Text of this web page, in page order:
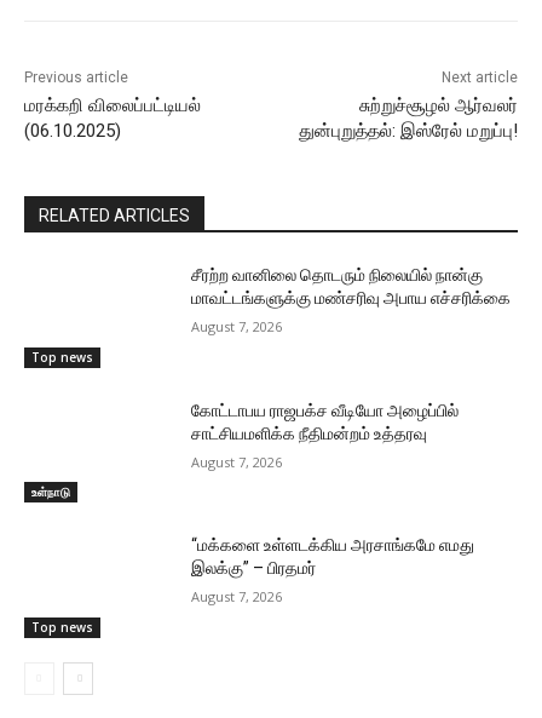
Previous article
மரக்கறி விலைப்பட்டியல்
(06.10.2025)
Next article
சுற்றுச்சூழல் ஆர்வலர்
துன்புறுத்தல்: இஸ்ரேல் மறுப்பு!
RELATED ARTICLES
Top news
சீரற்ற வானிலை தொடரும் நிலையில் நான்கு
மாவட்டங்களுக்கு மண்சரிவு அபாய எச்சரிக்கை
August 7, 2026
உள்நாடு
கோட்டாபய ராஜபக்ச வீடியோ அழைப்பில்
சாட்சியமளிக்க நீதிமன்றம் உத்தரவு
August 7, 2026
Top news
“மக்களை உள்ளடக்கிய அரசாங்கமே எமது
இலக்கு” – பிரதமர்
August 7, 2026